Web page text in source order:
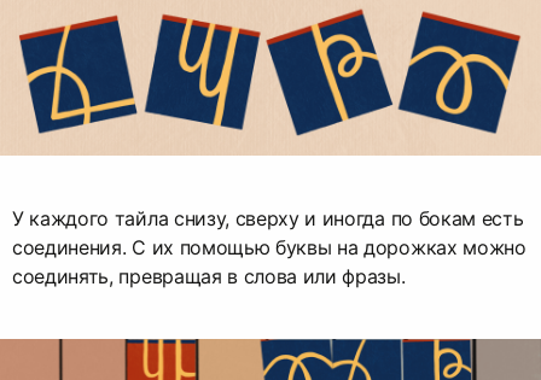
У каждого тайла снизу, сверху и иногда по бокам есть
соединения. С их помощью буквы на дорожках можно
соединять, превращая в слова или фразы.